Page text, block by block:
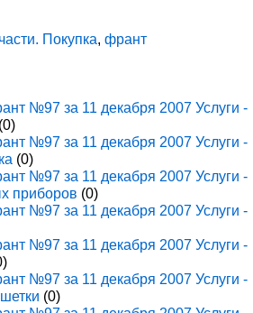
Покупка,франт
№97 за 11 декабря 2007 Услуги -
(0)
№97 за 11 декабря 2007 Услуги -
(0)
№97 за 11 декабря 2007 Услуги -
приборов (0)
№97 за 11 декабря 2007 Услуги -
№97 за 11 декабря 2007 Услуги -
№97 за 11 декабря 2007 Услуги -
(0)